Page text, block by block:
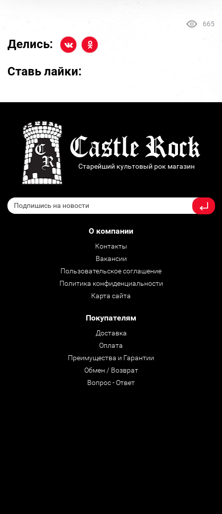
665
Делись:
Ставь лайки:
Старейший культовый рок магазин
О компании
Контакты
Вакансии
Пользовательское соглашение
Политика конфиденциальности
Карта сайта
Покупателям
Доставка
Оплата
Преимущества и Гарантии
Обмен / Возврат
Вопрос - Ответ